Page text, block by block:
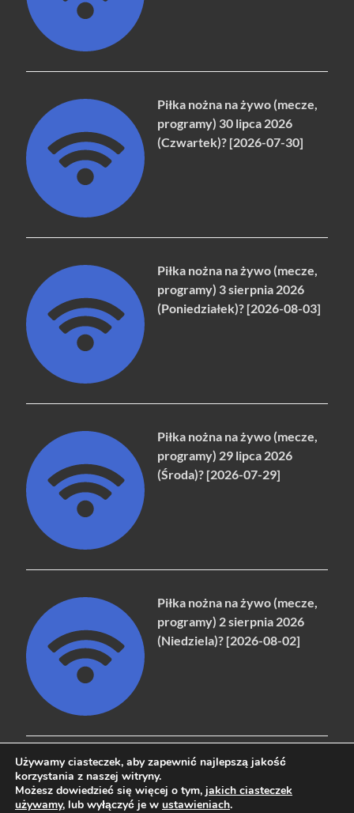
Piłka nożna na żywo (mecze,
programy) 30 lipca 2026
(Czwartek)? [2026-07-30]
Piłka nożna na żywo (mecze,
programy) 3 sierpnia 2026
(Poniedziałek)? [2026-08-03]
Piłka nożna na żywo (mecze,
programy) 29 lipca 2026
(Środa)? [2026-07-29]
Piłka nożna na żywo (mecze,
programy) 2 sierpnia 2026
(Niedziela)? [2026-08-02]
Copyright © 2026naziemna.info - Telewizja cyfrowa, Radio,
Używamy ciasteczek, aby zapewnić najlepszą jakość
korzystania z naszej witryny.
Możesz dowiedzieć się więcej o tym, jakich ciasteczek
używamy, lub wyłączyć je w ustawieniach.